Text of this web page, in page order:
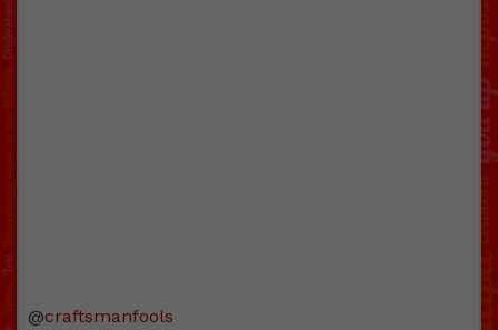
@craftsmanfools